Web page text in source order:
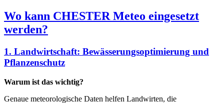
Wo kann CHESTER Meteo eingesetzt
werden?
1. Landwirtschaft: Bewässerungsoptimierung und
Pflanzenschutz
Warum ist das wichtig?
Genaue meteorologische Daten helfen Landwirten, die